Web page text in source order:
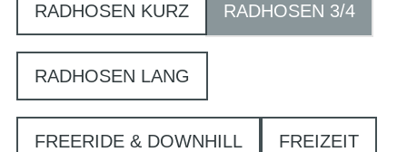
RADHOSEN KURZ RADHOSEN 3/4
RADHOSEN LANG
FREERIDE & DOWNHILL FREIZEIT